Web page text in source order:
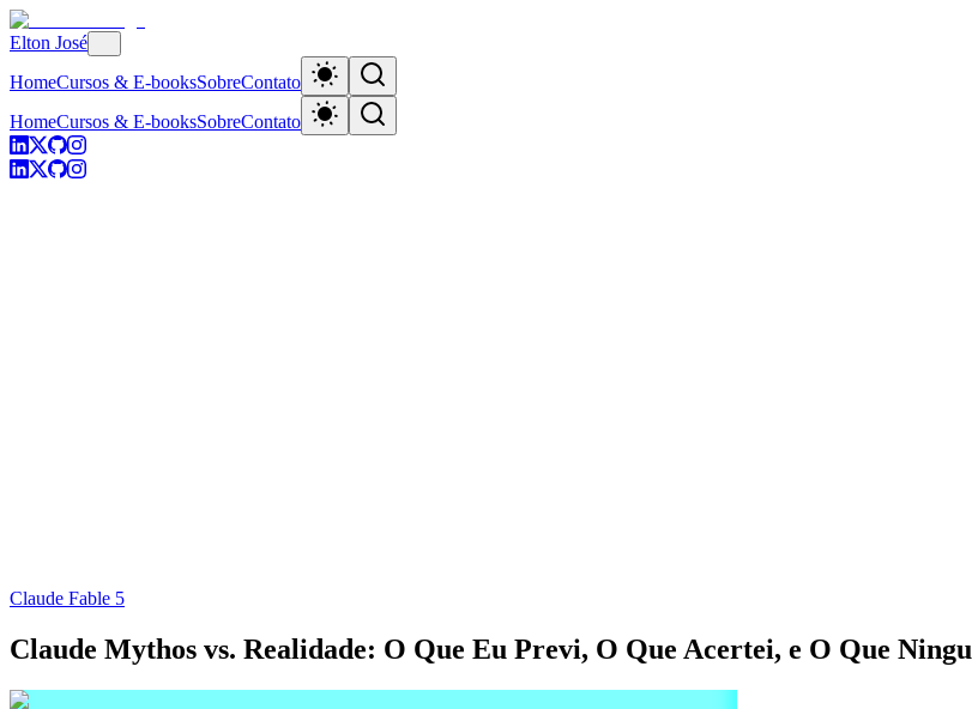
Elton José
HomeCursos & E-booksSobreContato
HomeCursos & E-booksSobreContato
Claude Fable 5
Claude Mythos vs. Realidade: O Que Eu Previ, O Que Acertei, e O Que